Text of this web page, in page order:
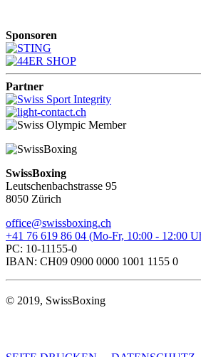
Sponsoren
Partner
SwissBoxing
Leutschenbachstrasse 95
8050 Zürich
office@swissboxing.ch
+41 76 619 86 04 (Mo-Fr, 10:00 - 12:00
PC: 10-11155-0
IBAN: CH09 0900 0000 1001 1155 0
© 2019, SwissBoxing